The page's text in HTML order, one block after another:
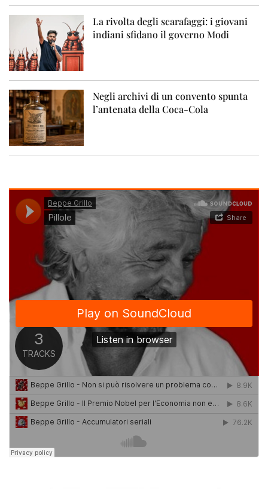
La rivolta degli scarafaggi: i giovani
indiani sfidano il governo Modi
Negli archivi di un convento spunta
l’antenata della Coca-Cola